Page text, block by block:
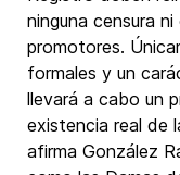
ninguna censura
promotores.
formales y un
llevará a cabo un
existencia real de
afirma González